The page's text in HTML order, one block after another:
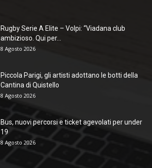
Rugby Serie A Elite – Volpi: “Viadana club
ambizioso. Qui per...
8 Agosto 2026
Piccola Parigi, gli artisti adottano le botti della
Cantina di Quistello
8 Agosto 2026
Bus, nuovi percorsi e ticket agevolati per under
19
8 Agosto 2026